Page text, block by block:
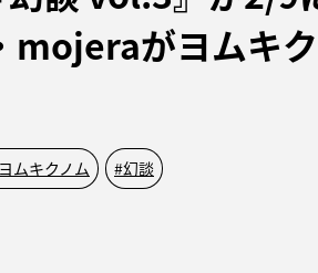
がヨムキ
ヨムキクノム #幻談